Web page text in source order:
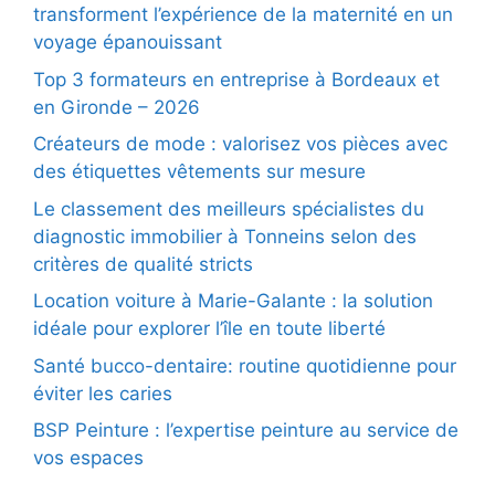
transforment l’expérience de la maternité en un
voyage épanouissant
Top 3 formateurs en entreprise à Bordeaux et
en Gironde – 2026
Créateurs de mode : valorisez vos pièces avec
des étiquettes vêtements sur mesure
Le classement des meilleurs spécialistes du
diagnostic immobilier à Tonneins selon des
critères de qualité stricts
Location voiture à Marie-Galante : la solution
idéale pour explorer l’île en toute liberté
Santé bucco-dentaire: routine quotidienne pour
éviter les caries
BSP Peinture : l’expertise peinture au service de
vos espaces